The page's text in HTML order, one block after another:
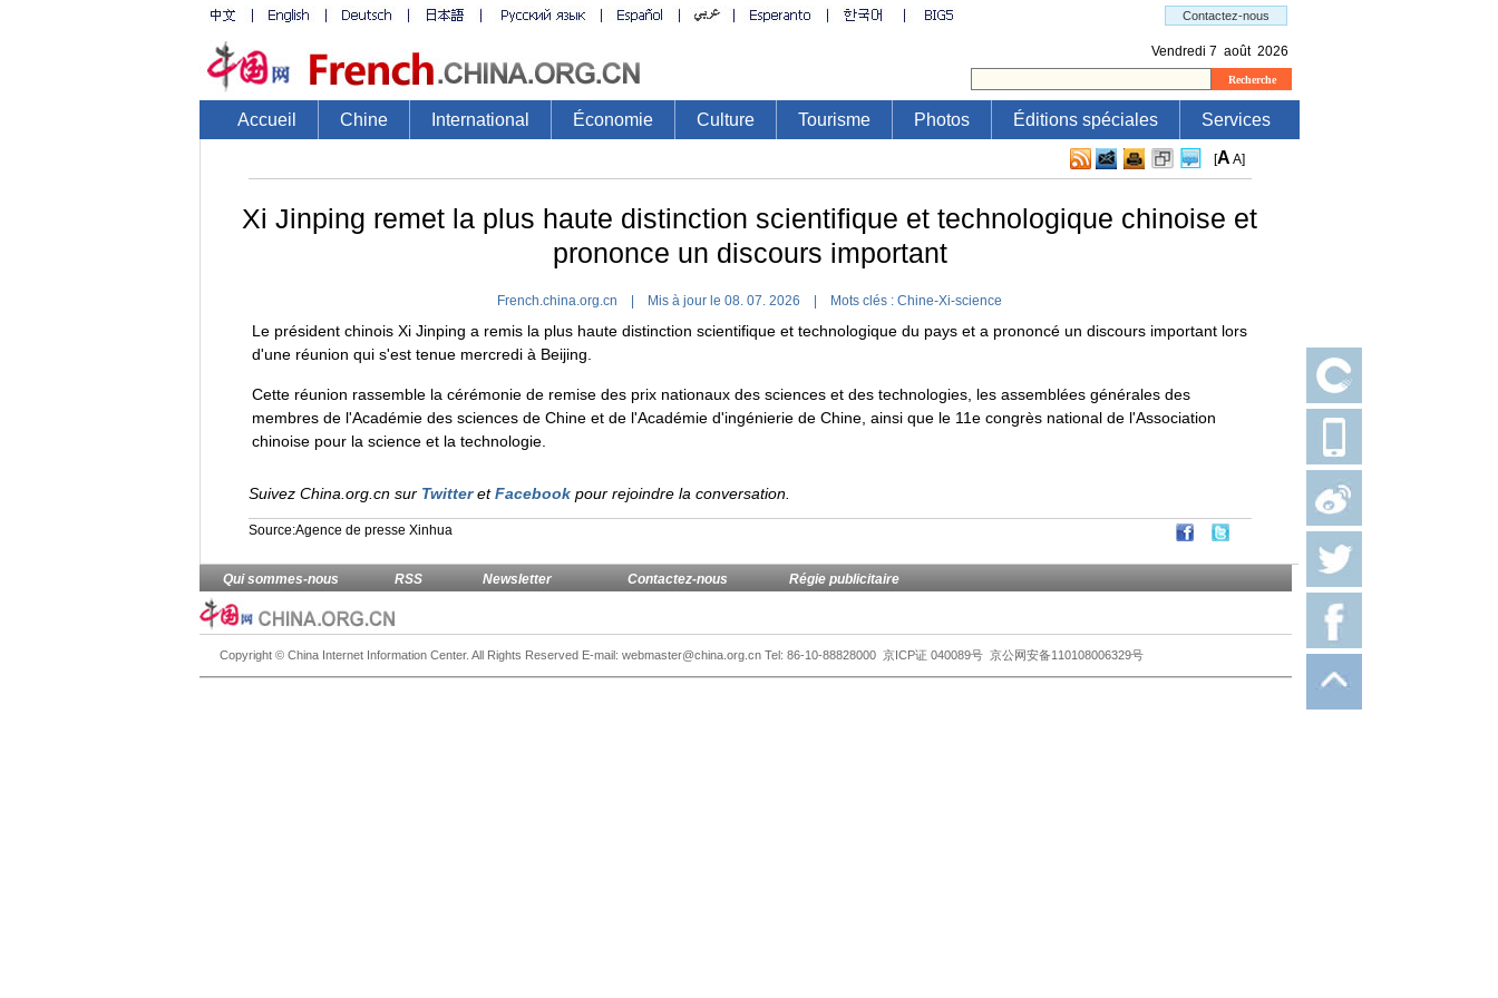
Accueil Chine International Économie Culture Tourisme Photos Éditions spéciales Services
[A A]
Xi Jinping remet la plus haute distinction scientifique et technologique chinoise et
prononce un discours important
French.china.org.cn | Mis à jour le 08. 07. 2026 | Mots clés : Chine-Xi-science
Le président chinois Xi Jinping a remis la plus haute distinction scientifique et technologique du pays et a prononcé un discours important lors
d'une réunion qui s'est tenue mercredi à Beijing.
Cette réunion rassemble la cérémonie de remise des prix nationaux des sciences et des technologies, les assemblées générales des
membres de l'Académie des sciences de Chine et de l'Académie d'ingénierie de Chine, ainsi que le 11e congrès national de l'Association
chinoise pour la science et la technologie.
Suivez China.org.cn sur TwitteretFacebookpour rejoindre la conversation.
Source:Agence de presse Xinhua